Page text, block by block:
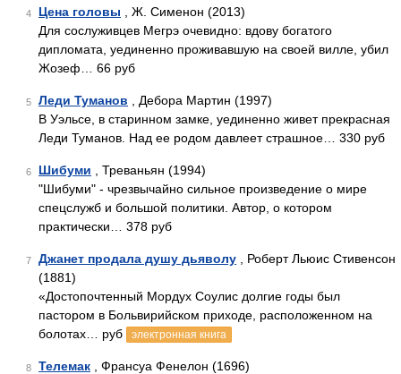
4 Цена головы , Ж. Сименон (2013)
Для сослуживцев Мегрэ очевидно: вдову богатого
дипломата, уединенно проживавшую на своей вилле, убил
Жозеф… 66 руб
5 Леди Туманов , Дебора Мартин (1997)
В Уэльсе, в старинном замке, уединенно живет прекрасная
Леди Туманов. Над ее родом давлеет страшное… 330 руб
6 Шибуми , Треваньян (1994)
"Шибуми" - чрезвычайно сильное произведение о мире
спецслужб и большой политики. Автор, о котором
практически… 378 руб
7 Джанет продала душу дьяволу , Роберт Льюис Стивенсон
(1881)
«Достопочтенный Мордух Соулис долгие годы был
пастором в Больвирийском приходе, расположенном на
болотах… руб
электронная книга
8 Телемак , Франсуа Фенелон (1696)